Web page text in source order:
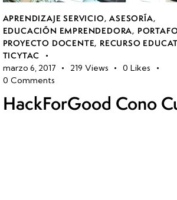
APRENDIZAJE SERVICIO,ASESORÍA,
EDUCACIÓN EMPRENDEDORA,
PROYECTO DOCENTE, RECURSO
TICYTAC
marzo 6, 2017
219 Views 0 Likes
0 Comments
HackForGood Cono